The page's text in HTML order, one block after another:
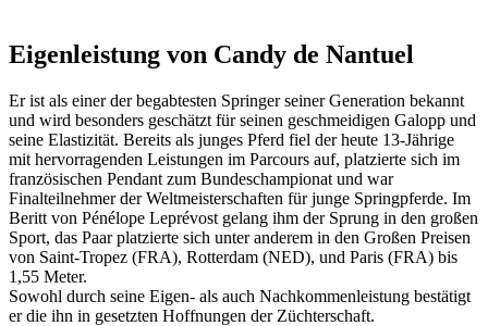
Eigenleistung von Candy de Nantuel
Er ist als einer der begabtesten Springer seiner Generation bekannt
und wird besonders geschätzt für seinen geschmeidigen Galopp und
seine Elastizität. Bereits als junges Pferd fiel der heute 13-Jährige
mit hervorragenden Leistungen im Parcours auf, platzierte sich im
französischen Pendant zum Bundeschampionat und war
Finalteilnehmer der Weltmeisterschaften für junge Springpferde. Im
Beritt von Pénélope Leprévost gelang ihm der Sprung in den großen
Sport, das Paar platzierte sich unter anderem in den Großen Preisen
von Saint-Tropez (FRA), Rotterdam (NED), und Paris (FRA) bis
1,55 Meter.
Sowohl durch seine Eigen- als auch Nachkommenleistung bestätigt
er die ihn in gesetzten Hoffnungen der Züchterschaft.